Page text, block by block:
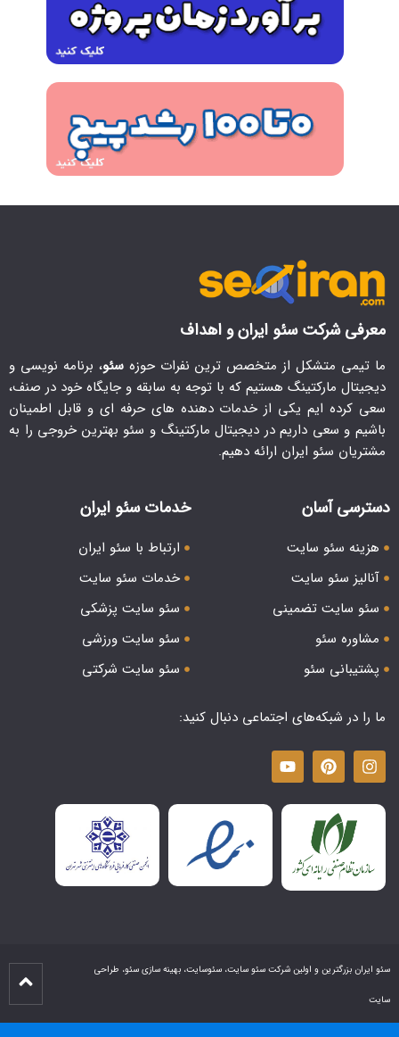
معرفی شرکت سئو ایران و اهداف
ما تیمی متشکل از متخصص ترین نفرات حوزه سئو، برنامه نویسی و
دیجیتال مارکتینگ هستیم که با توجه به سابقه و جایگاه خود در صنف،
سعی کرده ایم یکی از خدمات دهنده های حرفه ای و قابل اطمینان
باشیم و سعی داریم در دیجیتال مارکتینگ و سئو بهترین خروجی را به
مشتریان سئو ایران ارائه دهیم.
دسترسی آسان
هزینه سئو سایت
آنالیز سئو سایت
سئو سایت تضمینی
مشاوره سئو
پشتیبانی سئو
خدمات سئو ایران
ارتباط با سئو ایران
خدمات سئو سایت
سئو سایت پزشکی
سئو سایت ورزشی
سئو سایت شرکتی
ما را در شبکه‌های اجتماعی دنبال کنید:
سئو ایران بزرگترین و اولین شرکت سئو سایت، سئوسایت، بهینه سازی سئو، طراحی
سایت